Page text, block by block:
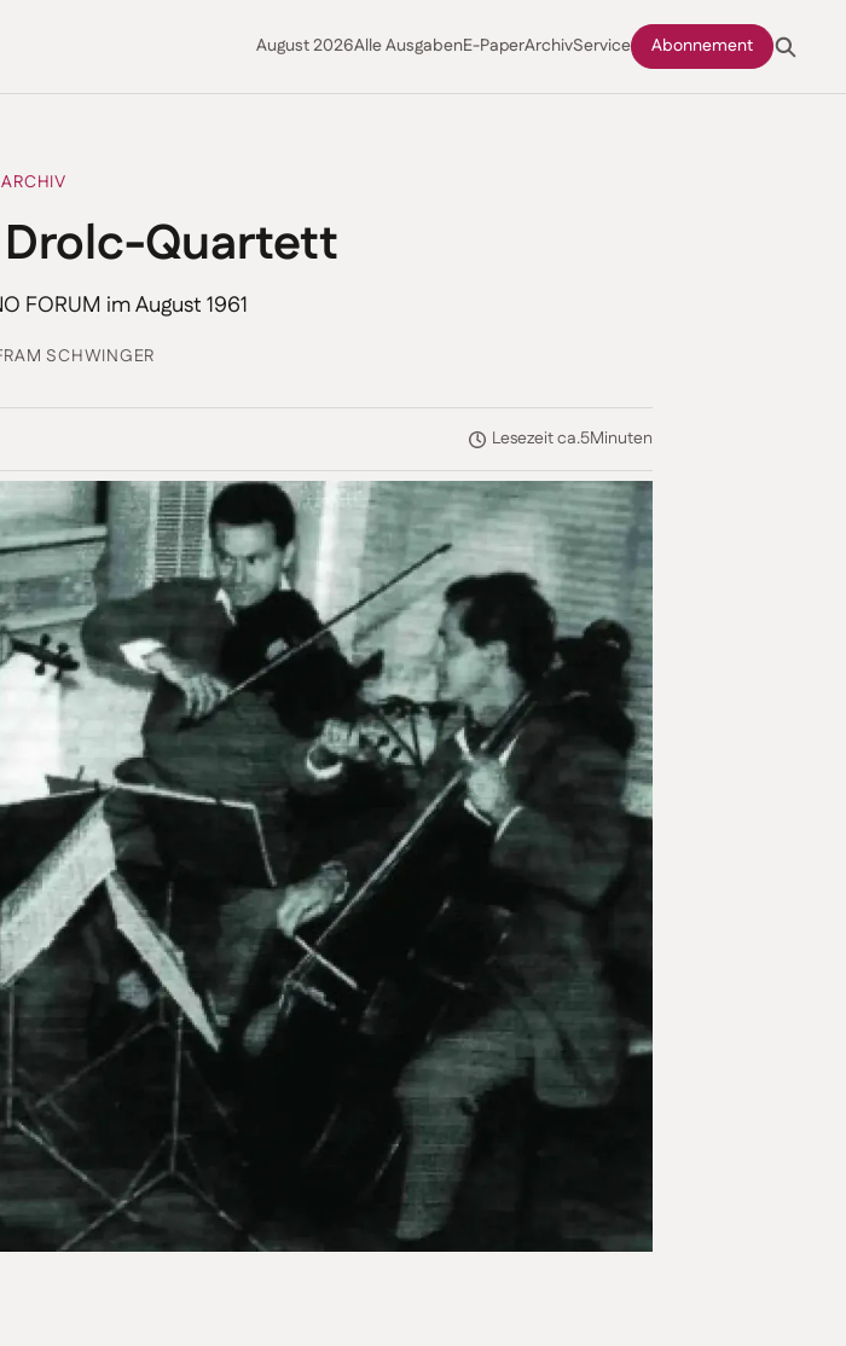
August 2026Alle AusgabenE-PaperArchivService Abonnement
ARCHIV
Quartett
FORUM im August 1961
SCHWINGER
Lesezeit ca.5Minuten